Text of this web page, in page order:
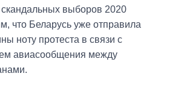
скандальных выборов 2020
что Беларусь уже отправила
ноту протеста в связи с
авиасообщения между